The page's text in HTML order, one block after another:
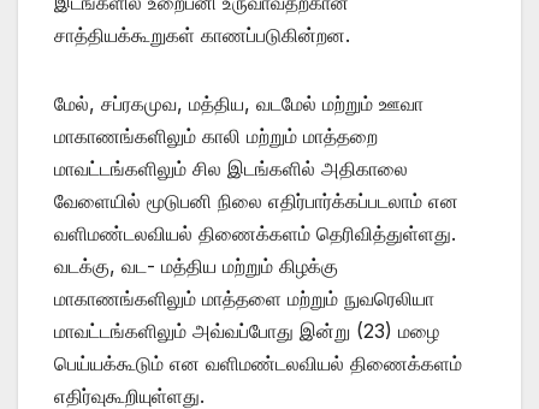
சாத்தியக்கூறுகள் காணப்படுகின்றன.
மேல், சப்ரகமுவ, மத்திய, வடமேல் மற்றும் ஊவா
மாகாணங்களிலும் காலி மற்றும் மாத்தறை
மாவட்டங்களிலும் சில இடங்களில் அதிகாலை
வேளையில் மூடுபனி நிலை எதிர்பார்க்கப்படலாம் என
வளிமண்டலவியல் திணைக்களம் தெரிவித்துள்ளது.
வடக்கு, வட- மத்திய மற்றும் கிழக்கு
மாகாணங்களிலும் மாத்தளை மற்றும் நுவரெலியா
மாவட்டங்களிலும் அவ்வப்போது இன்று (23) மழை
பெய்யக்கூடும் என வளிமண்டலவியல் திணைக்களம்
எதிர்வுகூறியுள்ளது.